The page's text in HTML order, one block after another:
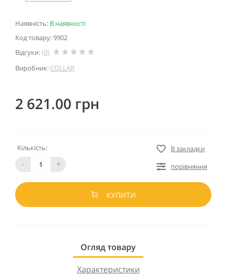
Наявність: В наявності
Код товару: 9902
Відгуки:(0)
Виробник: COLLAR
2 621.00 грн
Кількість:
-
+
В закладки
порівняння
КУПИТИ
Огляд товару
Характеристики